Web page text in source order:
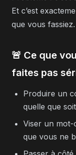
Et c’est
que vous fassiez.
🚨 Ce que
faites pas
Produire un
quelle que
Viser un mot-
que vous ne